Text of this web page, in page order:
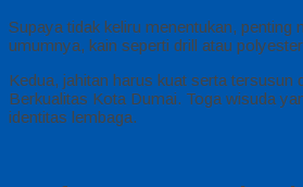
Supaya tidak keliru menentukan,
umumnya, kain seperti drill atau
Kedua, jahitan harus kuat serta tersusun
Berkualitas Kota Dumai. Toga wisuda
identitas lembaga.